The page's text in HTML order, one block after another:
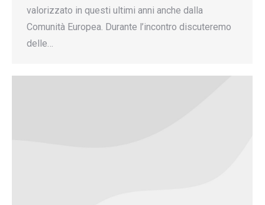
valorizzato in questi ultimi anni anche dalla
Comunità Europea. Durante l’incontro discuteremo
delle…